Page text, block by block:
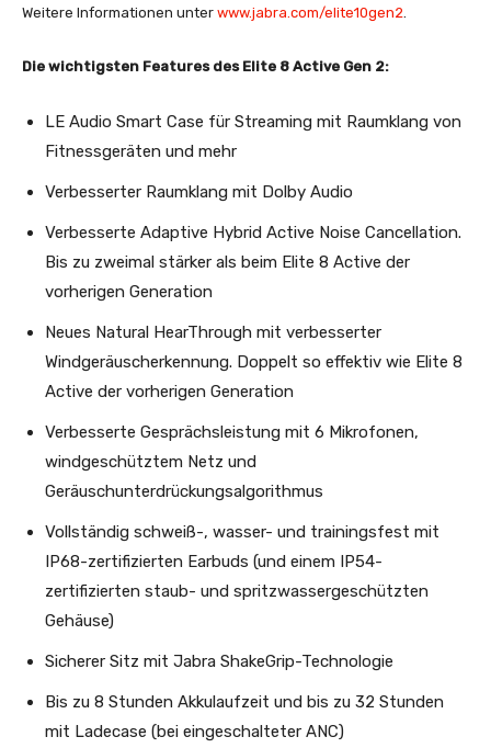
Weitere Informationen unter www.jabra.com/elite10gen2.
Die wichtigsten Features des Elite 8 Active Gen 2:
LE Audio Smart Case für Streaming mit Raumklang von
Fitnessgeräten und mehr
Verbesserter Raumklang mit Dolby Audio
Verbesserte Adaptive Hybrid Active Noise Cancellation.
Bis zu zweimal stärker als beim Elite 8 Active der
vorherigen Generation
Neues Natural HearThrough mit verbesserter
Windgeräuscherkennung. Doppelt so effektiv wie Elite 8
Active der vorherigen Generation
Verbesserte Gesprächsleistung mit 6 Mikrofonen,
windgeschütztem Netz und
Geräuschunterdrückungsalgorithmus
Vollständig schweiß-, wasser- und trainingsfest mit
IP68-zertifizierten Earbuds (und einem IP54-
zertifizierten staub- und spritzwassergeschützten
Gehäuse)
Sicherer Sitz mit Jabra ShakeGrip-Technologie
Bis zu 8 Stunden Akkulaufzeit und bis zu 32 Stunden
mit Ladecase (bei eingeschalteter ANC)